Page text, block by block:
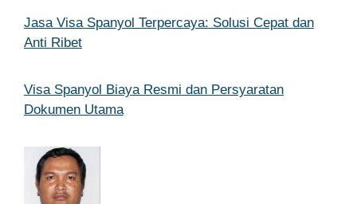
Jasa Visa Spanyol Terpercaya: Solusi Cepat dan
Anti Ribet
Visa Spanyol Biaya Resmi dan Persyaratan
Dokumen Utama